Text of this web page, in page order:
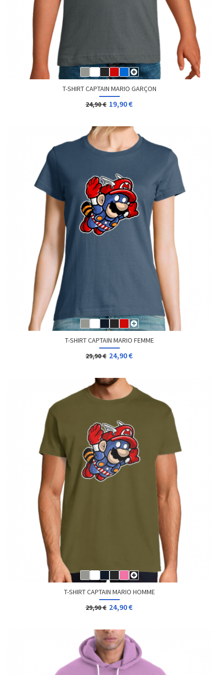
T-SHIRT CAPTAIN MARIO GARÇON
24,90 € 19,90 €
T-SHIRT CAPTAIN MARIO FEMME
29,90 € 24,90 €
T-SHIRT CAPTAIN MARIO HOMME
29,90 € 24,90 €